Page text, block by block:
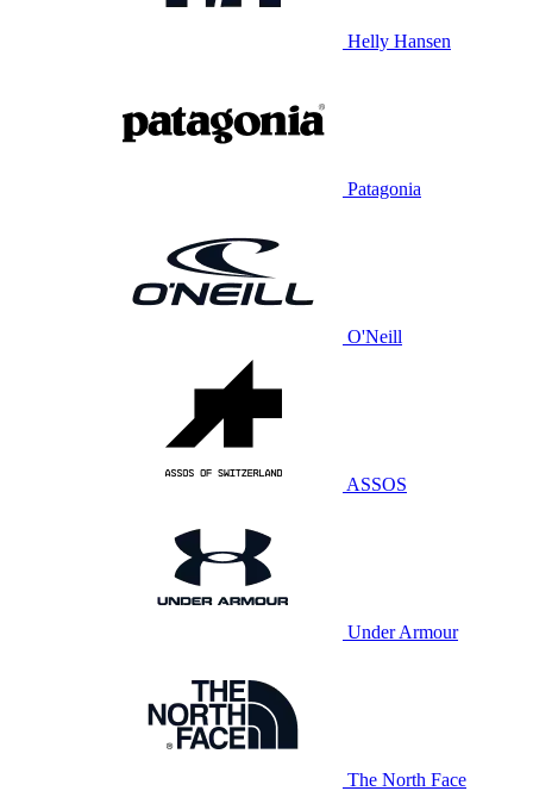
Helly Hansen
Patagonia
O'Neill
ASSOS
Under Armour
The North Face